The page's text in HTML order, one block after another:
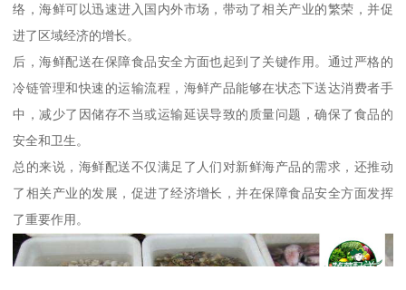
络，海鲜可以迅速进入国内外市场，带动了相关产业的繁荣，并促
进了区域经济的增长。
后，海鲜配送在保障食品安全方面也起到了关键作用。通过严格的
冷链管理和快速的运输流程，海鲜产品能够在状态下送达消费者手
中，减少了因储存不当或运输延误导致的质量问题，确保了食品的
安全和卫生。
总的来说，海鲜配送不仅满足了人们对新鲜海产品的需求，还推动
了相关产业的发展，促进了经济增长，并在保障食品安全方面发挥
了重要作用。